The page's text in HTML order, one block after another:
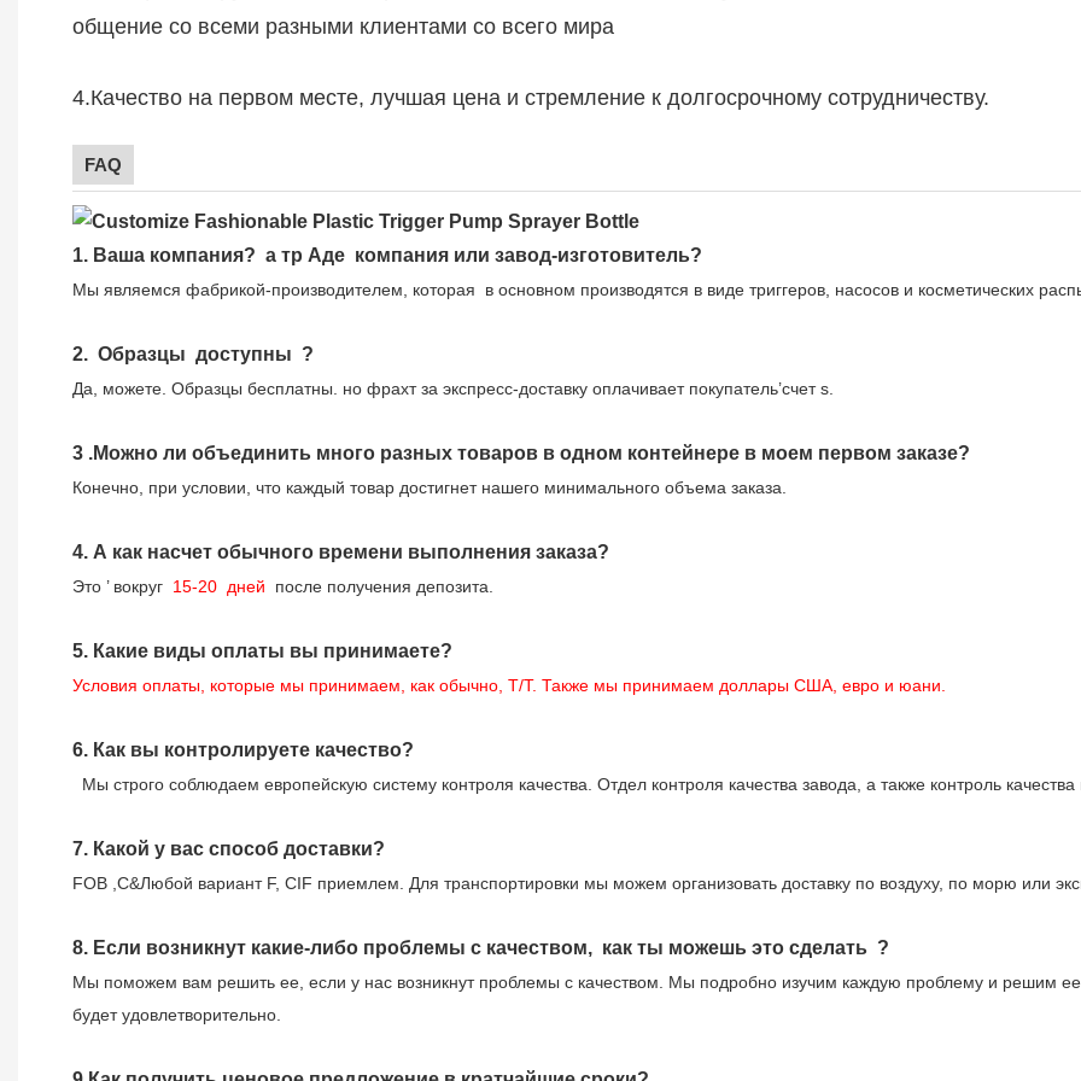
общение со всеми разными клиентами со всего мира
4.Качество на первом месте, лучшая цена и стремление к долгосрочному сотрудничеству.
FAQ
1. Ваша компания? а тр Аде компания или завод-изготовитель?
Мы являемся фабрикой-производителем, которая в основном производятся в виде триггеров, насосов и косметических
2. Образцы доступны ?
Да, можете. Образцы бесплатны. но фрахт за экспресс-доставку оплачивает покупатель’счет s.
3 .Можно ли объединить много разных товаров в одном контейнере в моем первом заказе?
Конечно, при условии, что каждый товар достигнет нашего минимального объема заказа.
4. А как насчет обычного времени выполнения заказа?
Это ’вокруг 15-20 дней после получения депозита.
5. Какие виды оплаты вы принимаете?
Условия оплаты, которые мы принимаем, как обычно, T/T. Также мы принимаем доллары США, евро и юани.
6. Как вы контролируете качество?
Мы строго соблюдаем европейскую систему контроля качества. Отдел контроля качества завода, а также контроль качества
7. Какой у вас способ доставки?
FOB ,C&Любой вариант F, CIF приемлем. Для транспортировки мы можем организовать доставку по воздуху, по морю или
8. Если возникнут какие-либо проблемы с качеством, как ты можешь это сделать ?
Мы поможем вам решить ее, если у нас возникнут проблемы с качеством. Мы подробно изучим каждую проблему и решим
будет удовлетворительно.